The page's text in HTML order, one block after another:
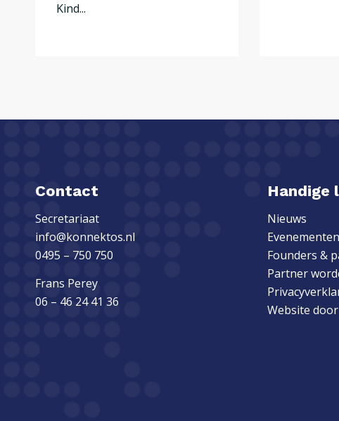
Kind...
Contact
Secretariaat
info@konnektos.nl
0495 – 750 750
Frans Perey
06 – 46 24 41 36
Handige
Nieuws
Evenementen
Founders &
Partner
Website door